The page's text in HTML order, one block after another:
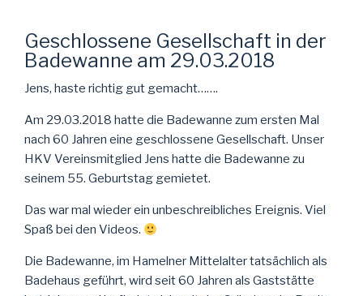
Geschlossene Gesellschaft in der
Badewanne am 29.03.2018
Jens, haste richtig gut gemacht…….
Am 29.03.2018 hatte die Badewanne zum ersten Mal
nach 60 Jahren eine geschlossene Gesellschaft. Unser
HKV Vereinsmitglied Jens hatte die Badewanne zu
seinem 55. Geburtstag gemietet.
Das war mal wieder ein unbeschreibliches Ereignis. Viel
Spaß bei den Videos.
Die Badewanne, im Hamelner Mittelalter tatsächlich als
Badehaus geführt, wird seit 60 Jahren als Gaststätte